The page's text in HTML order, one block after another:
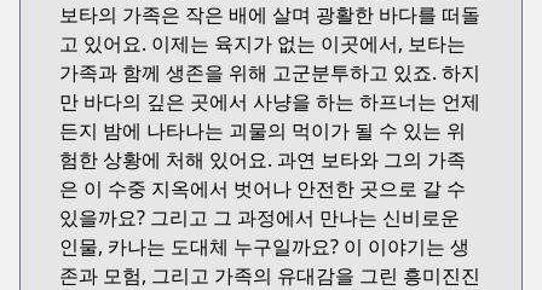
보타의 가족은 작은 배에 살며 광활한 바다를 떠돌
고 있어요. 이제는 육지가 없는 이곳에서, 보타는
가족과 함께 생존을 위해 고군분투하고 있죠. 하지
만 바다의 깊은 곳에서 사냥을 하는 하프너는 언제
든지 밤에 나타나는 괴물의 먹이가 될 수 있는 위
험한 상황에 처해 있어요. 과연 보타와 그의 가족
은 이 수중 지옥에서 벗어나 안전한 곳으로 갈 수
있을까요? 그리고 그 과정에서 만나는 신비로운
인물, 카나는 도대체 누구일까요? 이 이야기는 생
존과 모험, 그리고 가족의 유대감을 그린 흥미진진